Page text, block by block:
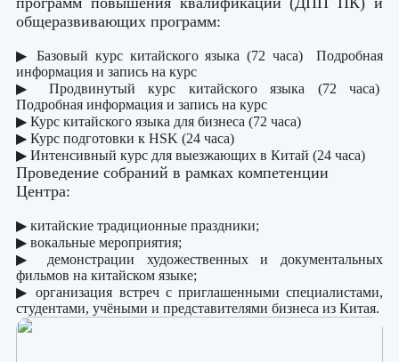
общеразвивающих программ:
▶ Базовый курс китайского языка (72 часа) Подробная
информация и запись на курс
▶ Продвинутый курс китайского языка (72 часа)
Подробная информация и запись на курс
▶ Курс китайского языка для бизнеса (72 часа)
▶ Курс подготовки к HSK (24 часа)
▶ Интенсивный курс для выезжающих в Китай (24 часа)
Проведение собраний в рамках компетенции
Центра:
▶ китайские традиционные праздники;
▶ вокальные мероприятия;
▶ демонстрации художественных и документальных
фильмов на китайском языке;
▶ организация встреч c приглашенными специалистами,
студентами, учёными и представителями бизнеса из Китая.